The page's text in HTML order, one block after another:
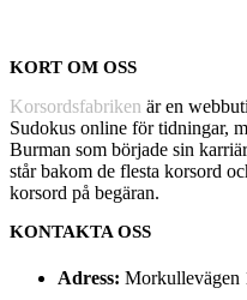
KORT OM OSS
Korsordsfabriken är en
Sudokus online för tidningar,
Burman som började sin
står bakom de flesta korsord
korsord på begäran.
KONTAKTA OSS
Adress: Morkullevägen